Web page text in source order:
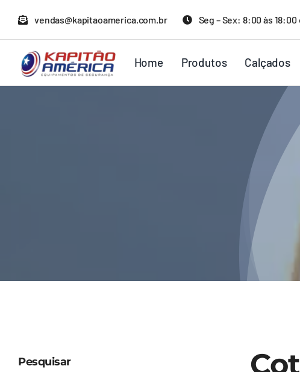
para
conteúdo
vendas@kapitaoamerica.com.br Seg – Sex: 8:00 às
Home Produtos Calçados
Pesquisar